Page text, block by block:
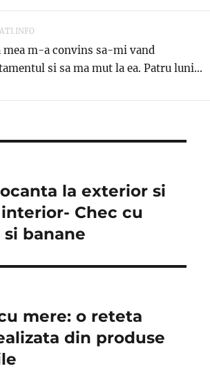
mea m-a convins sa-mi vand
si sa ma mut la ea. Patru luni...
la exterior si
Chec cu
banane
mere: o reteta
din produse